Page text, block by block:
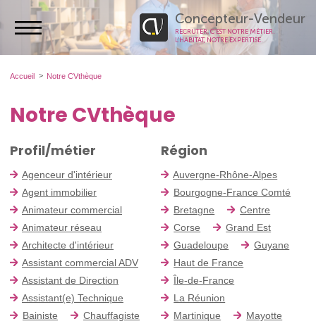
Concepteur-Vendeur
RECRUTER, C’EST NOTRE MÉTIER.
L’HABITAT, NOTRE EXPERTISE.
Accueil Notre CVthèque
Notre CVthèque
Profil/métier
Agenceur d'intérieur
Agent immobilier
Animateur commercial
Animateur réseau
Architecte d'intérieur
Assistant commercial ADV
Assistant de Direction
Assistant(e) Technique
Bainiste
Chauffagiste
Région
Auvergne-Rhône-Alpes
Bourgogne-France Comté
Bretagne
Centre
Corse
Grand Est
Guadeloupe
Guyane
Haut de France
Île-de-France
La Réunion
Martinique
Mayotte